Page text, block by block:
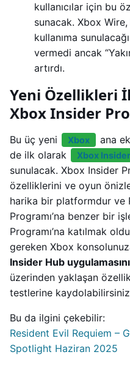
kullanıcılar için bu
sunacak. Xbox
kullanıma
vermedi ancak
artırdı.
Yeni Özellikleri
Xbox Insider
Bu üç yeni Xbox
ana
de ilk olarak
Xbox Insider
sunulacak. Xbox Insider
özelliklerini ve oyun
harika bir platformdur ve
Programı’na benzer bir
Programı’na katılmak
gereken Xbox
Insider Hub
üzerinden yaklaşan
testlerine
Bu da ilgini çekebilir:
Resident Evil Requiem –
Spotlight Haziran 2025